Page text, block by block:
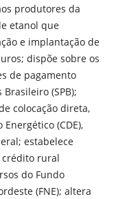
produtores da
etanol que
e implantação de
dispõe sobre os
de pagamento
(SPB);
colocação direta,
(CDE),
estabelece
crédito rural
do Fundo
(FNE); altera